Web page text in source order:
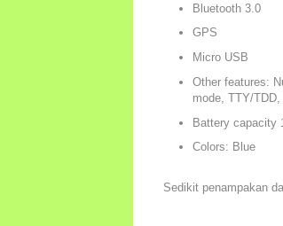
Bluetooth 3.0
GPS
Micro USB
Other features:
mode, TTY/
Battery capacity
Colors: Blue
Sedikit penampakan